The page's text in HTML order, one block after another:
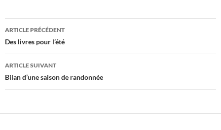
Navigation
des
articles
ARTICLE PRÉCÉDENT
Des livres pour l’été
ARTICLE SUIVANT
Bilan d’une saison de randonnée